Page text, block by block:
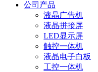
公司产品
液晶广告机
液晶拼接屏
LED显示屏
触控一体机
液晶电子白板
工控一体机